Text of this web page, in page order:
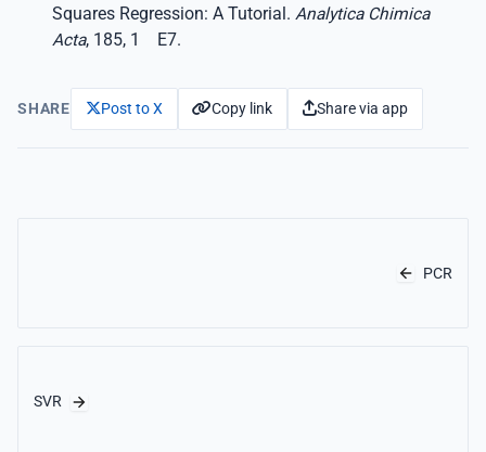
Squares Regression: A Tutorial. Analytica Chimica
Acta, 185, 1 E7.
SHARE Post to X Copy link Share via app
PCR
SVR